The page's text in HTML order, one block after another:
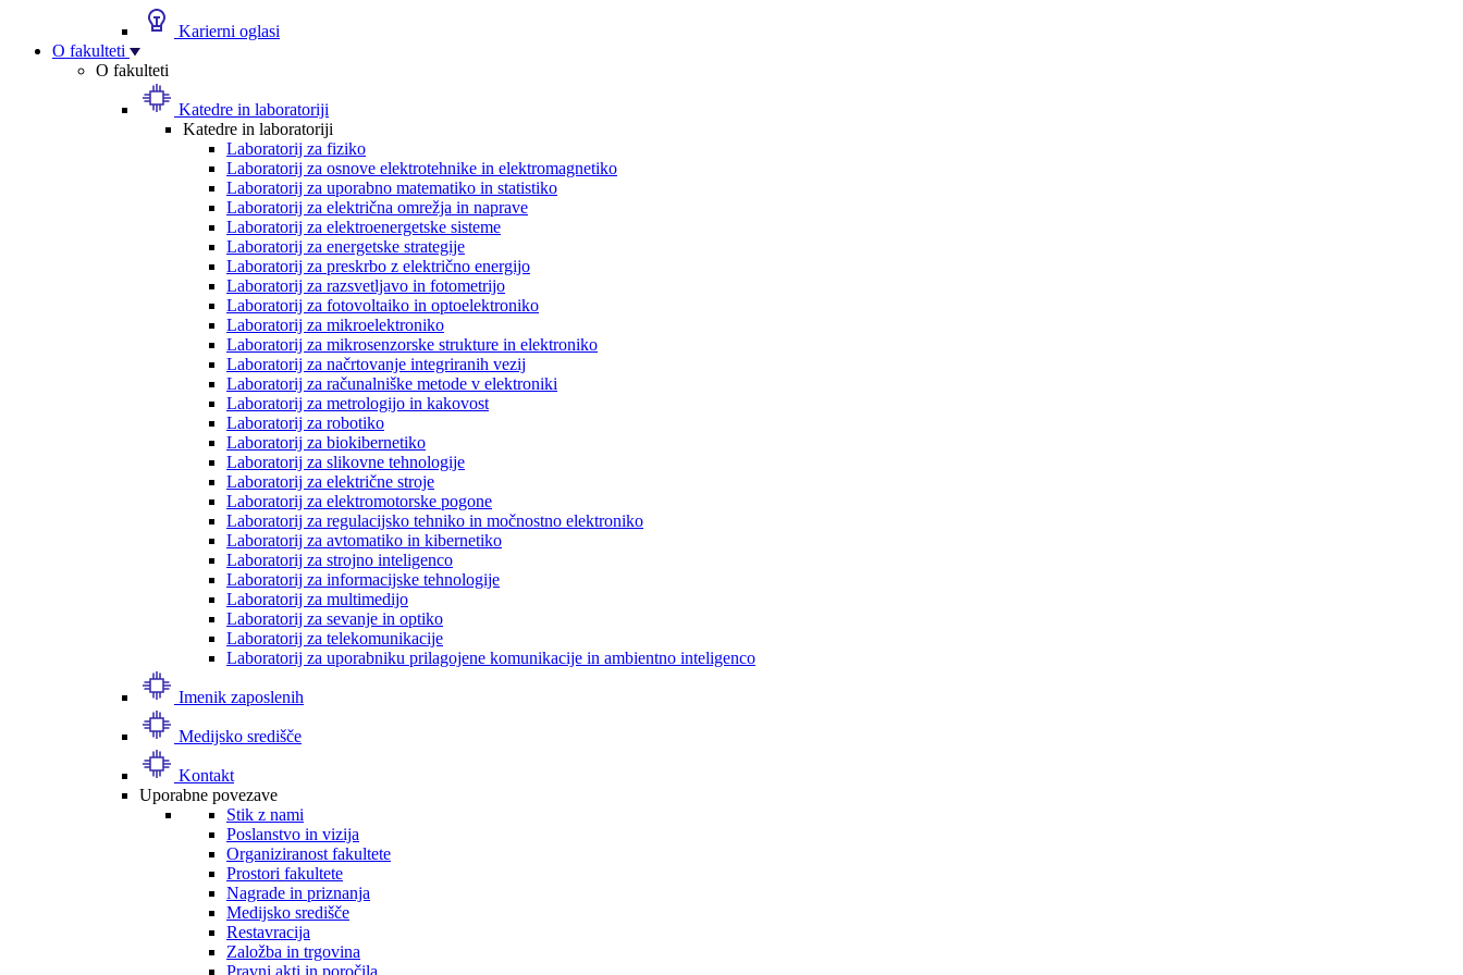
Karierni oglasi
O fakulteti
O fakulteti
Katedre in laboratoriji
Katedre in laboratoriji
Laboratorij za fiziko
Laboratorij za osnove elektrotehnike in elektromagnetiko
Laboratorij za uporabno matematiko in statistiko
Laboratorij za električna omrežja in naprave
Laboratorij za elektroenergetske sisteme
Laboratorij za energetske strategije
Laboratorij za preskrbo z električno energijo
Laboratorij za razsvetljavo in fotometrijo
Laboratorij za fotovoltaiko in optoelektroniko
Laboratorij za mikroelektroniko
Laboratorij za mikrosenzorske strukture in elektroniko
Laboratorij za načrtovanje integriranih vezij
Laboratorij za računalniške metode v elektroniki
Laboratorij za metrologijo in kakovost
Laboratorij za robotiko
Laboratorij za biokibernetiko
Laboratorij za slikovne tehnologije
Laboratorij za električne stroje
Laboratorij za elektromotorske pogone
Laboratorij za regulacijsko tehniko in močnostno elektroniko
Laboratorij za avtomatiko in kibernetiko
Laboratorij za strojno inteligenco
Laboratorij za informacijske tehnologije
Laboratorij za multimedijo
Laboratorij za sevanje in optiko
Laboratorij za telekomunikacije
Laboratorij za uporabniku prilagojene komunikacije in ambientno inteligenco
Imenik zaposlenih
Medijsko središče
Kontakt
Uporabne povezave
Stik z nami
Poslanstvo in vizija
Organiziranost fakultete
Prostori fakultete
Nagrade in priznanja
Medijsko središče
Restavracija
Založba in trgovina
Pravni akti in poročila